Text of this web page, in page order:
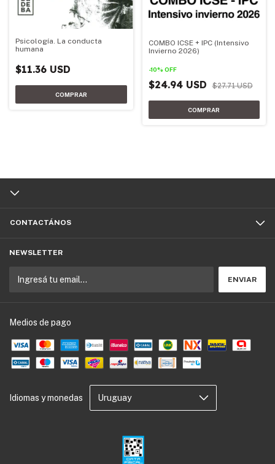
Psicología. La conducta
humana
$11.36 USD
COMBO ICSE + IPC (Intensivo
Invierno 2026)
-10% OFF
$24.94 USD $27.71 USD
CONTACTÁNOS
NEWSLETTER
Medios de pago
Idiomas y monedas